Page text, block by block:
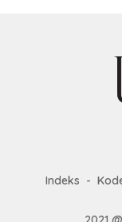
Indeks